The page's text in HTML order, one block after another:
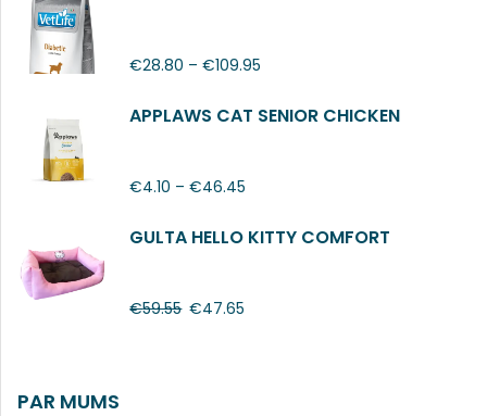
€28.80 – €109.95
APPLAWS CAT SENIOR CHICKEN
€4.10 – €46.45
GULTA HELLO KITTY COMFORT
€59.55 €47.65
PAR MUMS